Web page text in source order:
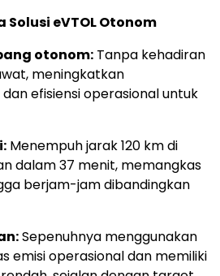
eVTOL Otonom
otonom: Tanpa kehadiran
meningkatkan
efisiensi operasional untuk
Menempuh jarak 120 km di
dalam 37 menit, memangkas
berjam-jam dibandingkan
Sepenuhnya menggunakan
emisi operasional dan memiliki